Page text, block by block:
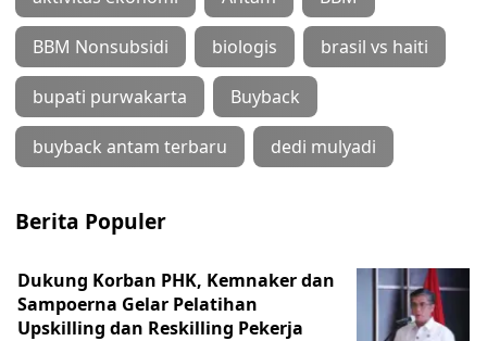
BBM Nonsubsidi biologis brasil vs haiti
bupati purwakarta Buyback
buyback antam terbaru dedi mulyadi
Berita Populer
Dukung Korban PHK, Kemnaker dan
Sampoerna Gelar Pelatihan
Upskilling dan Reskilling Pekerja